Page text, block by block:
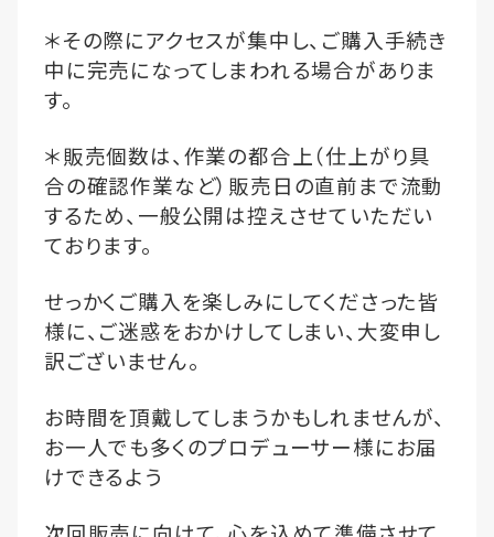
＊その際にアクセスが集中し、ご購入手続き
中に完売になってしまわれる場合がありま
す。
＊販売個数は、作業の都合上（仕上がり具
合の確認作業など）販売日の直前まで流動
するため、一般公開は控えさせていただい
ております。
せっかくご購入を楽しみにしてくださった皆
様に、ご迷惑をおかけしてしまい、大変申し
訳ございません。
お時間を頂戴してしまうかもしれませんが、
お一人でも多くのプロデューサー様にお届
けできるよう